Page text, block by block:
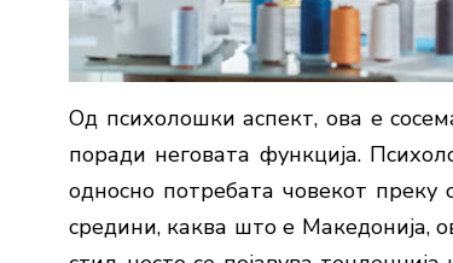
Од психолошки аспект, ова е
поради неговата функција.
односно потребата човекот
средини, каква што е Македонија,